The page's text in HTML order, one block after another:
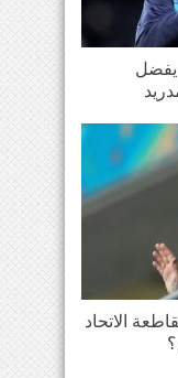
يفضل
الاتحاد